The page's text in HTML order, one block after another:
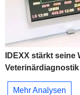
IDEXX stärkt
Veterinärdiagnostik
Mehr Analysen